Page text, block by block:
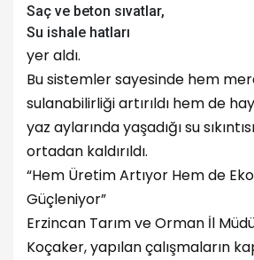
Saç ve beton sıvatlar,
Su ishale hatları
yer aldı.
Bu sistemler sayesinde hem
sulanabilirliği artırıldı hem de
yaz aylarında yaşadığı su
ortadan kaldırıldı.
“Hem Üretim Artıyor Hem de
Güçleniyor”
Erzincan Tarım ve Orman İl
Koçaker, yapılan çalışmaların